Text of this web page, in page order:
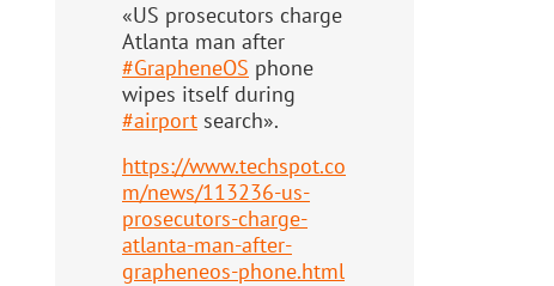
«US prosecutors charge
Atlanta man after
#GrapheneOS phone
wipes itself during
#airport search».
https://www.techspot.co
m/news/113236-us-
prosecutors-charge-
atlanta-man-after-
grapheneos-phone.html